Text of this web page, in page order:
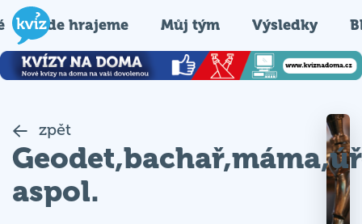
Kde hrajeme Můj tým Výsledky
zpět
aspol.